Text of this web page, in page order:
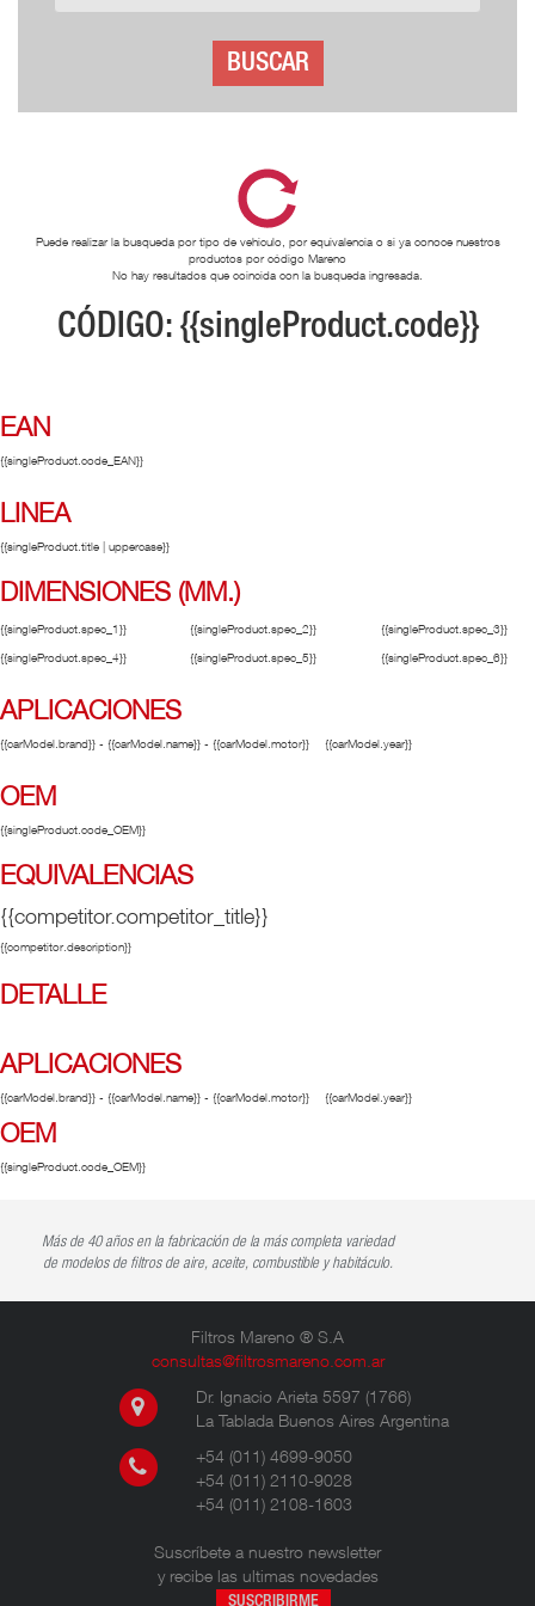
BUSCAR
Puede realizar la busqueda por tipo de vehiculo, por equivalencia o si ya conoce nuestros
productos por código Mareno
No hay resultados que coincida con la busqueda ingresada.
CÓDIGO: {{singleProduct.code}}
EAN
{{singleProduct.code_EAN}}
LINEA
{{singleProduct.title | uppercase}}
DIMENSIONES (MM.)
{{singleProduct.spec_1}} {{singleProduct.spec_2}}
{{singleProduct.spec_3}}
{{singleProduct.spec_4}}
{{singleProduct.spec_5}} {{singleProduct.spec_6}}
APLICACIONES
{{carModel.brand}} - {{carModel.name}} - {{carModel.motor}} {{carModel.year}}
OEM
{{singleProduct.code_OEM}}
EQUIVALENCIAS
{{competitor.competitor_title}}
{{competitor.description}}
DETALLE
APLICACIONES
{{carModel.brand}} - {{carModel.name}} - {{carModel.motor}} {{carModel.year}}
OEM
{{singleProduct.code_OEM}}
Más de 40 años en la fabricación de la más completa variedad
de modelos de filtros de aire, aceite, combustible y habitáculo.
Filtros Mareno ® S.A
consultas@filtrosmareno.com.ar
Dr. Ignacio Arieta 5597 (1766)
La Tablada Buenos Aires Argentina
+54 (011) 4699-9050
+54 (011) 2110-9028
+54 (011) 2108-1603
Suscríbete a nuestro newsletter
y recibe las ultimas novedades
SUSCRIBIRME